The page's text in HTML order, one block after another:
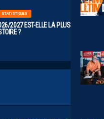
STATISTIQUES
2027 EST-ELLE LA PLUS
?